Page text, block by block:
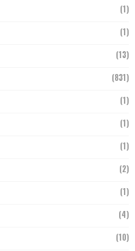
(1)
(1)
(13)
(831)
(1)
(1)
(1)
(2)
(1)
(4)
(10)